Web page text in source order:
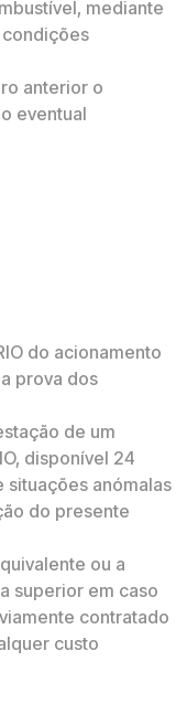
mediante
anterior o
eventual
do acionamento
prova dos
de um
disponível 24
situações anómalas
do presente
ou a
superior em caso
contratado
custo